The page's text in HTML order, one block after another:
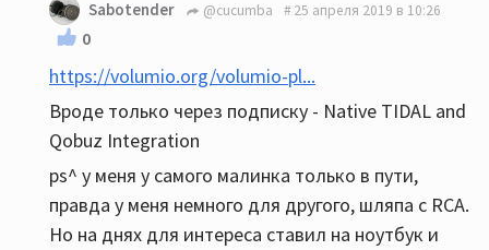
Sabotender @cucumba 25 апреля 2019 в 10:26
0
https://volumio.org/volumio-pl...
Вроде только через подписку - Native TIDAL and
Qobuz Integration
ps^ у меня у самого малинка только в пути,
правда у меня немного для другого, шляпа с RCA.
Но на днях для интереса ставил на ноутбук и